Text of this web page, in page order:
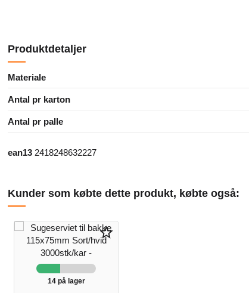
Produktdetaljer
Materiale
Antal pr karton
Antal pr palle
ean13 2418248632227
Kunder som købte dette produkt, købte også:
star_border
14 på lager